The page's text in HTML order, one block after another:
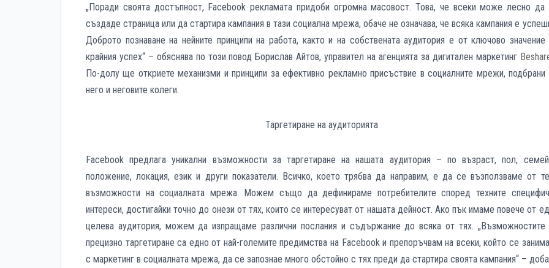
„Поради своята достъпност, Facebook рекламата придоби огромна масовост. Това, че всеки може лесно да
създаде страница или да стартира кампания в тази социална мрежа, обаче не означава, че всяка кампания е
Доброто познаване на нейните принципи на работа, както и на собствената аудитория е от ключово значение
крайния успех“ – обяснява по този повод Борислав Айтов, управител на агенцията за дигитален маркетинг
По-долу ще откриете механизми и принципи за ефективно рекламно присъствие в социалните мрежи, подбрани
него и неговите колеги.
Таргетиране на аудиторията
Facebookпредлага уникални възможности за таргетиране на нашата аудитория – по възраст, пол,
положение, локация, език и други показатели. Всичко, което трябва да направим, е да се възползваме от
възможности на социалната мрежа. Можем също да дефинираме потребителите според техните
интереси, достигайки точно до онези от тях, които се интересуват от нашата дейност. Ако пък имаме повече от
целева аудитория, можем да изпращаме различни послания и съдържание до всяка от тях. „Възможностите
прецизно таргетиране са едно от най-големите предимства на Facebookи препоръчвам на всеки, който се
с маркетинг в социалната мрежа, да се запознае много обстойно с тях преди да стартира своята кампания“ –